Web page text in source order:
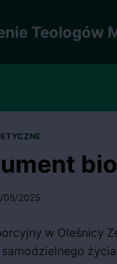
Teologów
05/2025
w Oleśnicy